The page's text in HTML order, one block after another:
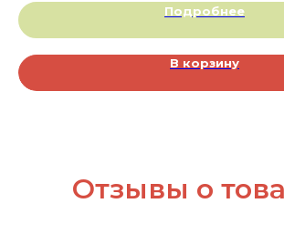
Подробнее
В корзину
Отзывы о